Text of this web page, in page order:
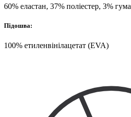
60% еластан, 37% поліестер, 3% гума
Підошва:
100% етиленвінілацетат (EVA)